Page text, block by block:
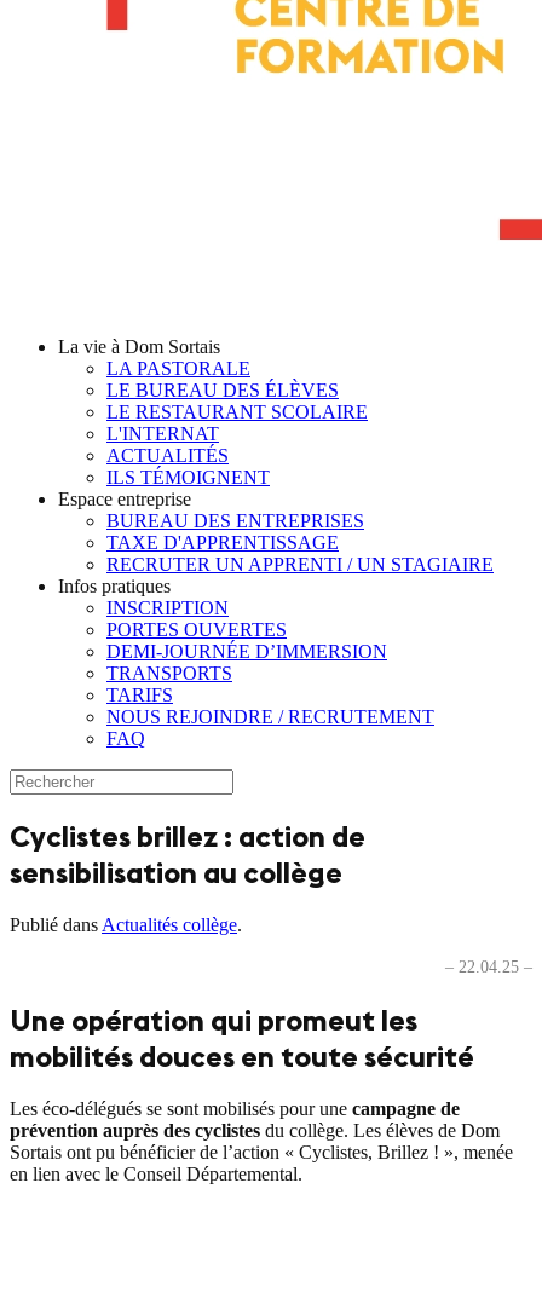
La vie à Dom Sortais
LA PASTORALE
LE BUREAU DES ÉLÈVES
LE RESTAURANT SCOLAIRE
L'INTERNAT
ACTUALITÉS
ILS TÉMOIGNENT
Espace entreprise
BUREAU DES ENTREPRISES
TAXE D'APPRENTISSAGE
RECRUTER UN APPRENTI / UN STAGIAIRE
Infos pratiques
INSCRIPTION
PORTES OUVERTES
DEMI-JOURNÉE D’IMMERSION
TRANSPORTS
TARIFS
NOUS REJOINDRE / RECRUTEMENT
FAQ
Cyclistes brillez : action de
sensibilisation au collège
Publié dans Actualités collège.
– 22.04.25 –
Une opération qui promeut les
mobilités douces en toute sécurité
Les éco-délégués se sont mobilisés pour une campagne de
prévention auprès des cyclistes du collège. Les élèves de Dom
Sortais ont pu bénéficier de l’action « Cyclistes, Brillez ! », menée
en lien avec le Conseil Départemental.